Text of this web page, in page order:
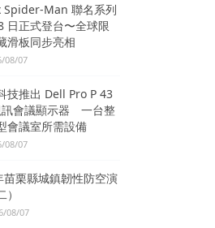
Spider-Man 聯名系列
日正式登台〜全球限
滑板同步亮相
08/07
技推出 Dell Pro P 43
訊會議顯示器 一台整
會議室所需設備
08/07
苗栗縣城鎮韌性防空演
08/07